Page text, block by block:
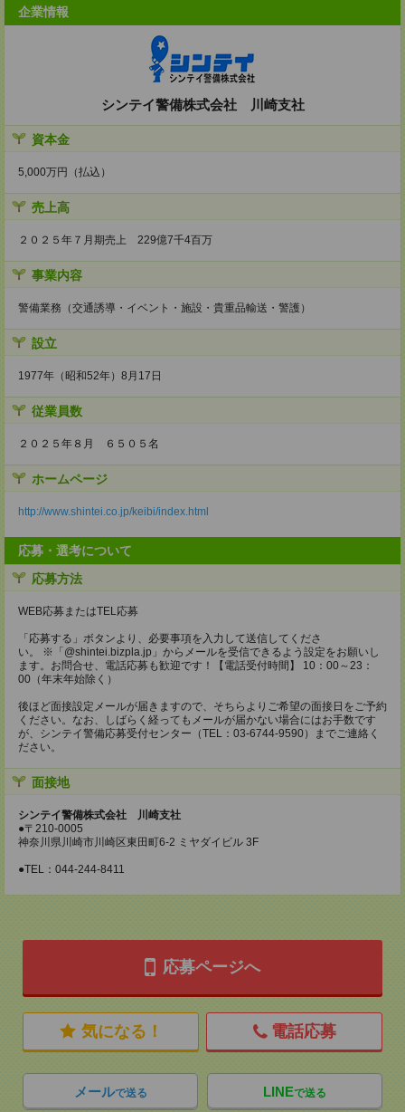
企業情報
シンテイ警備株式会社 川崎支社
資本金
5,000万円（払込）
売上高
２０２５年７月期売上 229億7千4百万
事業内容
警備業務（交通誘導・イベント・施設・貴重品輸送・警護）
設立
1977年（昭和52年）8月17日
従業員数
２０２５年８月 ６５０５名
ホームページ
http://www.shintei.co.jp/keibi/index.html
応募・選考について
応募方法
WEB応募またはTEL応募
「応募する」ボタンより、必要事項を入力して送信してくださ
い。 ※「@shintei.bizpla.jp」からメールを受信できるよう設定をお願いし
ます。お問合せ、電話応募も歓迎です！【電話受付時間】 10：00～23：
00（年末年始除く）
後ほど面接設定メールが届きますので、そちらよりご希望の面接日をご予約
ください。なお、しばらく経ってもメールが届かない場合にはお手数です
が、シンテイ警備応募受付センター（TEL：03-6744-9590）までご連絡く
ださい。
面接地
シンテイ警備株式会社 川崎支社
●〒210-0005
神奈川県川崎市川崎区東田町6-2 ミヤダイビル 3F
●TEL：044-244-8411
応募ページへ
気になる！ 電話応募
メールで送る LINEで送る